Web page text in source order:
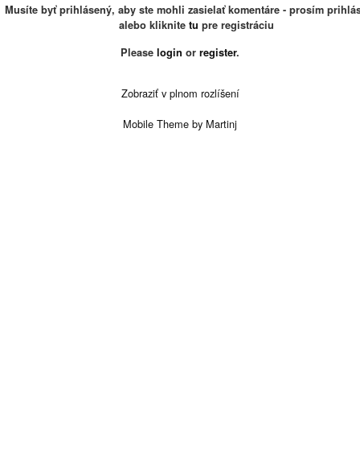
Musíte byť prihlásený, aby ste mohli zasielať komentáre - prosím
alebo kliknite tu pre registráciu
Please login or register.
Zobraziť v plnom rozlíšení
Mobile Theme by Martinj